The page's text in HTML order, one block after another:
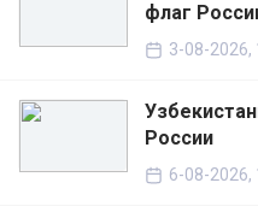
флаг
3-08-2026,
России
6-08-2026,